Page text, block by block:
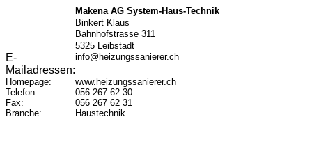
Makena AG System-Haus-Technik
Binkert Klaus
Bahnhofstrasse 311
5325 Leibstadt
E-
Mailadressen:
info@heizungssanierer.ch
Homepage:
www.heizungssanierer.ch
Telefon:
056 267 62 30
Fax:
056 267 62 31
Branche:
Haustechnik